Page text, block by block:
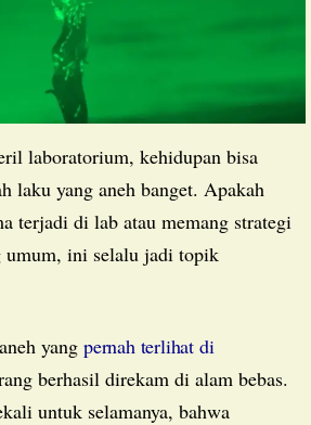
laboratorium, kehidupan bisa
laku yang aneh banget. Apakah
terjadi di lab atau memang strategi
umum, ini selalu jadi topik
yang pernah terlihat di
berhasil direkam di alam bebas.
untuk selamanya, bahwa